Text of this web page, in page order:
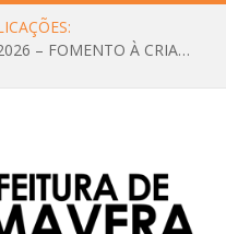
CHAMAMENTO PÚBLICO Nº 01/2026 – FOMENTO À CRIAÇÃO E A CIRCULAÇÃO DE PRODUÇÕES CULTURAIS – Aldir Blanc